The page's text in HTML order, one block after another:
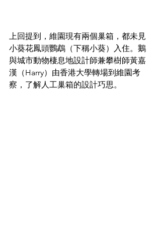
上回提到，維園現有兩個巢箱，都未見
小葵花鳳頭鸚鵡（下稱小葵）入住。鵝
與城市動物棲息地設計師兼攀樹師黃嘉
漢（Harry）由香港大學轉場到維園考
察，了解人工巢箱的設計巧思。